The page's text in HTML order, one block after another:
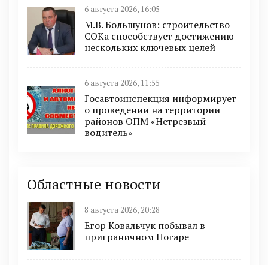
6 августа 2026, 16:05
М.В. Большунов: строительство
СОКа способствует достижению
нескольких ключевых целей
6 августа 2026, 11:55
Госавтоинспекция информирует
о проведении на территории
районов ОПМ «Нетрезвый
водитель»
Областные новости
8 августа 2026, 20:28
Егор Ковальчук побывал в
приграничном Погаре